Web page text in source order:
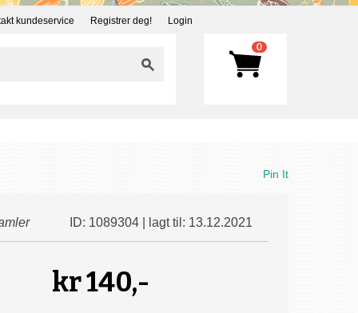
kundeservice Registrer deg! Login
0
Pin It
ID: 1089304 | lagt til: 13.12.2021
kr140,-